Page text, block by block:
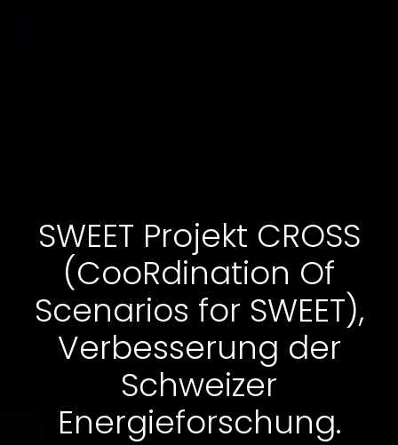
SWEET Projekt CROSS
(CooRdination Of
Scenarios for SWEET),
Verbesserung der
Schweizer
Energieforschung.